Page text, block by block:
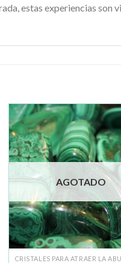
estas experiencias son
AGOTADO